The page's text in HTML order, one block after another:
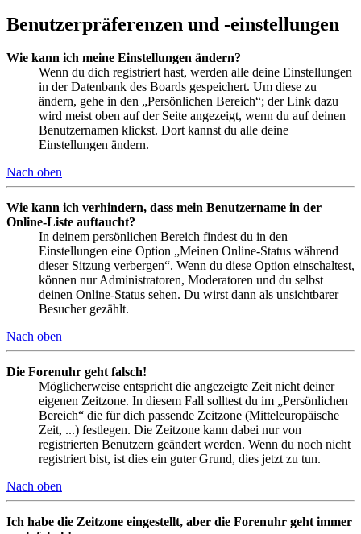
Benutzerpräferenzen und -einstellungen
Wie kann ich meine Einstellungen ändern?
Wenn du dich registriert hast, werden alle deine Einstellungen
in der Datenbank des Boards gespeichert. Um diese zu
ändern, gehe in den „Persönlichen Bereich“; der Link dazu
wird meist oben auf der Seite angezeigt, wenn du auf deinen
Benutzernamen klickst. Dort kannst du alle deine
Einstellungen ändern.
Nach oben
Wie kann ich verhindern, dass mein Benutzername in der
Online-Liste auftaucht?
In deinem persönlichen Bereich findest du in den
Einstellungen eine Option „Meinen Online-Status während
dieser Sitzung verbergen“. Wenn du diese Option einschaltest,
können nur Administratoren, Moderatoren und du selbst
deinen Online-Status sehen. Du wirst dann als unsichtbarer
Besucher gezählt.
Nach oben
Die Forenuhr geht falsch!
Möglicherweise entspricht die angezeigte Zeit nicht deiner
eigenen Zeitzone. In diesem Fall solltest du im „Persönlichen
Bereich“ die für dich passende Zeitzone (Mitteleuropäische
Zeit, ...) festlegen. Die Zeitzone kann dabei nur von
registrierten Benutzern geändert werden. Wenn du noch nicht
registriert bist, ist dies ein guter Grund, dies jetzt zu tun.
Nach oben
Ich habe die Zeitzone eingestellt, aber die Forenuhr geht immer